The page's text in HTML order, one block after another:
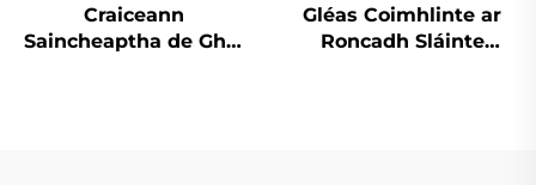
Craiceann
Saincheaptha de Ghel
Gléas Coimhlinte ar
Roncadh Sláinte